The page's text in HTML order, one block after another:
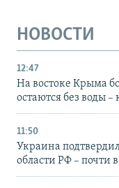
НОВОСТИ
12:47
На востоке Крыма
остаются без воды
11:50
Украина
области РФ – почти